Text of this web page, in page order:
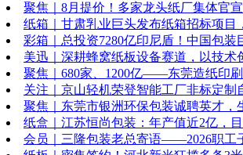
聚焦｜8月提价！多家龙头纸厂集体官宣
纸箱｜甘肃乳业巨头发布纸箱招标项目
彩箱｜总投资7280亿印尼盾！中国包装
美迅｜深耕蜂窝纸板设备赛道，以技术
聚焦｜680家、1200亿——东莞造纸印
关注｜京山轻机荣登智能工厂非标定制
聚焦｜东莞市银洲环保包装诚聘英才，
纸盒｜江苏恒尚包装：年产值近2亿，
会员｜三隆包装老总寄语——2026职工